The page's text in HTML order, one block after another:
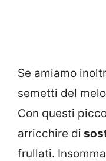
Se amiamo
semetti del
Con questi
arricchire di
frullati.